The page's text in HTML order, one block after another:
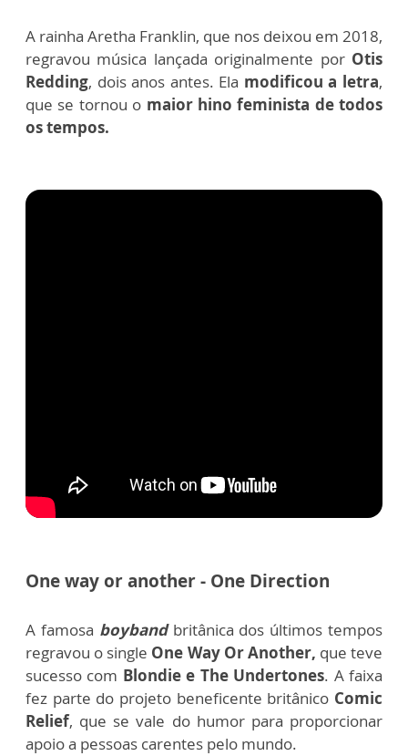
A rainha Aretha Franklin, que nos deixou em 2018,
regravou música lançada originalmente por Otis
Redding, dois anos antes. Ela modificou a letra,
que se tornou o maior hino feminista de todos
os tempos.
One way or another - One Direction
A famosa boybandbritânica dos últimos tempos
regravou o single One Way Or Another, que teve
sucesso com Blondie e The Undertones. A faixa
fez parte do projeto beneficente britânico Comic
Relief, que se vale do humor para proporcionar
apoio a pessoas carentes pelo mundo.